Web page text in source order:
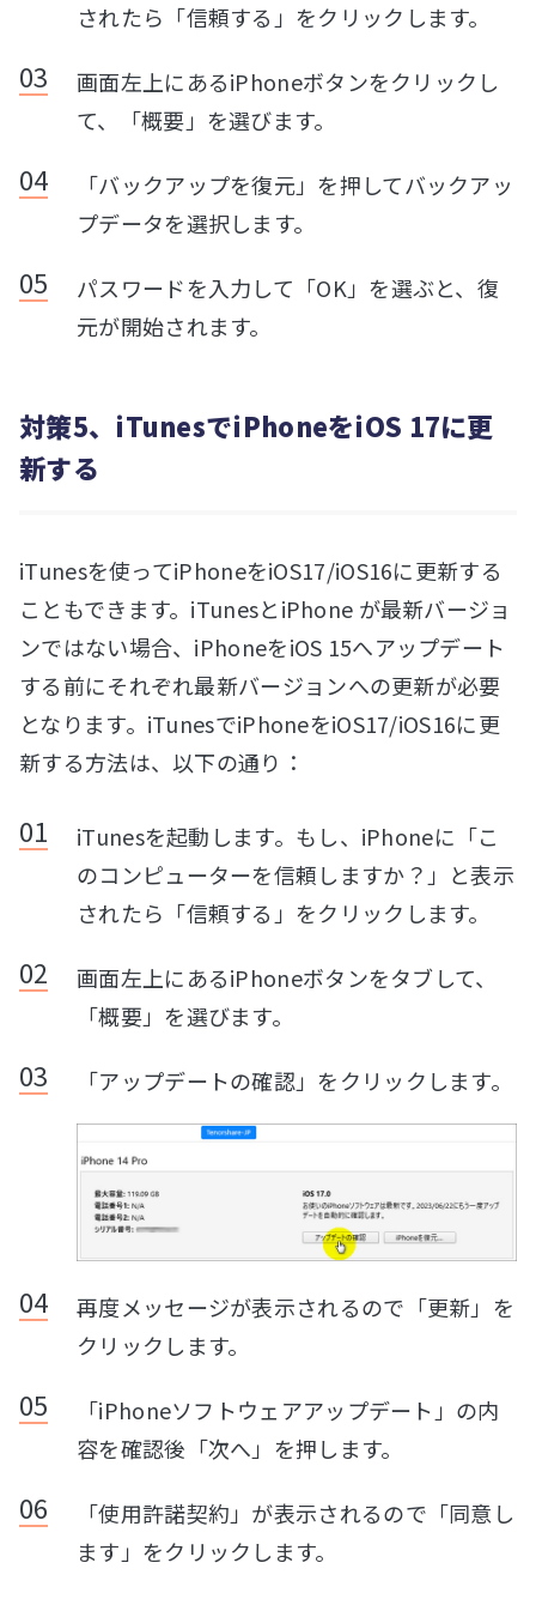
されたら「信頼する」をクリックします。
画面左上にあるiPhoneボタンをクリックし
て、「概要」を選びます。
「バックアップを復元」を押してバックアッ
プデータを選択します。
パスワードを入力して「OK」を選ぶと、復
元が開始されます。
対策5、iTunesでiPhoneをiOS 17に更
新する
iTunesを使ってiPhoneをiOS17/iOS16に更新する
こともできます。iTunesとiPhone が最新バージョ
ンではない場合、iPhoneをiOS 15へアップデート
する前にそれぞれ最新バージョンへの更新が必要
となります。iTunesでiPhoneをiOS17/iOS16に更
新する方法は、以下の通り：
iTunesを起動します。もし、iPhoneに「こ
のコンピューターを信頼しますか？」と表示
されたら「信頼する」をクリックします。
画面左上にあるiPhoneボタンをタブして、
「概要」を選びます。
「アップデートの確認」をクリックします。
再度メッセージが表示されるので「更新」を
クリックします。
「iPhoneソフトウェアアップデート」の内
容を確認後「次へ」を押します。
「使用許諾契約」が表示されるので「同意し
ます」をクリックします。